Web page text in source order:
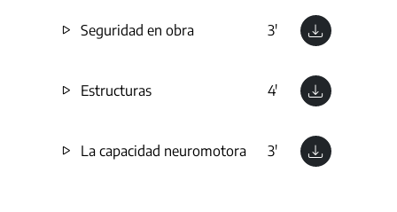
Seguridad en obra 3'
Estructuras 4'
La capacidad neuromotora 3'